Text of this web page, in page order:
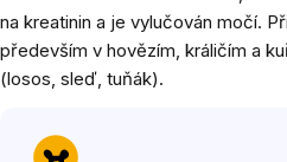
na kreatinin a je vylučován močí.
především v hovězím, králičím a
(losos, sleď, tuňák).